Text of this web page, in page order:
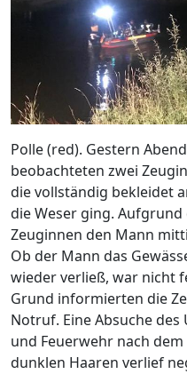
Polle (red). Gestern
beobachteten zwei
die vollständig bekleidet
die Weser ging.
Zeuginnen den Mann
Ob der Mann das
wieder verließ, war nicht
Grund informierten die
Notruf. Eine Absuche
und Feuerwehr nach
dunklen Haaren verlief